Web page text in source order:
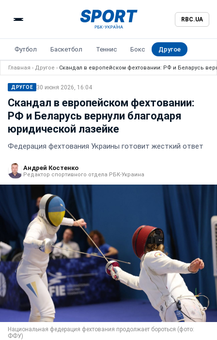
RBC.UA
Футбол Баскетбол Теннис Бокс Другое
Главная › Другое › Скандал в европейском фехтовании: РФ и Беларусь
ДРУГОЕ 30 июня 2026, 16:04
Скандал в европейском фехтовании:
РФ и Беларусь вернули благодаря
юридической лазейке
Федерация фехтования Украины готовит жесткий ответ
Андрей Костенко
Редактор спортивного отдела РБК-Украина
Национальная федерация фехтования продолжает бороться (фото:
ФФУ)